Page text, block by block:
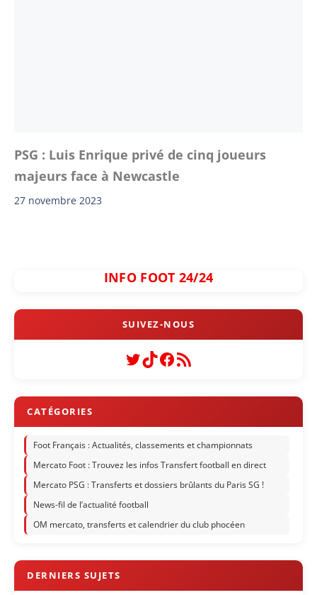
PSG : Luis Enrique privé de cinq joueurs
majeurs face à Newcastle
27 novembre 2023
INFO FOOT 24/24
Twitter
TikTok
Facebook
Flux RSS
Foot Français : Actualités, classements et championnats
Mercato Foot : Trouvez les infos Transfert football en direct
Mercato PSG : Transferts et dossiers brûlants du Paris SG !
News-fil de l’actualité football
OM mercato, transferts et calendrier du club phocéen